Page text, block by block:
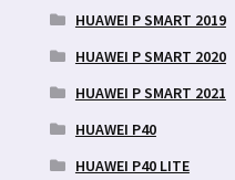
HUAWEI P SMART 2019
HUAWEI P SMART 2020
HUAWEI P SMART 2021
HUAWEI P40
HUAWEI P40 LITE